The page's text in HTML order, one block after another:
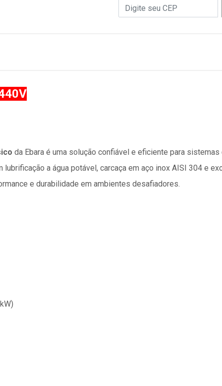
da Ebara é uma solução confiável e eficiente para
a água potável, carcaça em aço inox AISI 304 e
e durabilidade em ambientes desafiadores.